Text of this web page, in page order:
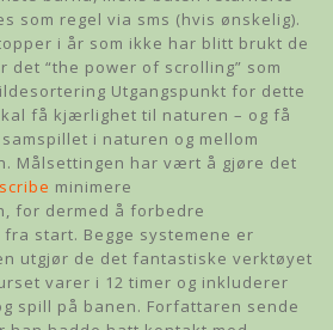
som regel via sms (hvis ønskelig).
i år som ikke har blitt brukt de
det “the power of scrolling” som
Utgangspunkt for dette
få kjærlighet til naturen – og få
i naturen og mellom
Målsettingen har vært å gjøre det
minimere
for dermed å forbedre
start. Begge systemene er
utgjør de det fantastiske verktøyet
varer i 12 timer og inkluderer
spill på banen. Forfattaren sende